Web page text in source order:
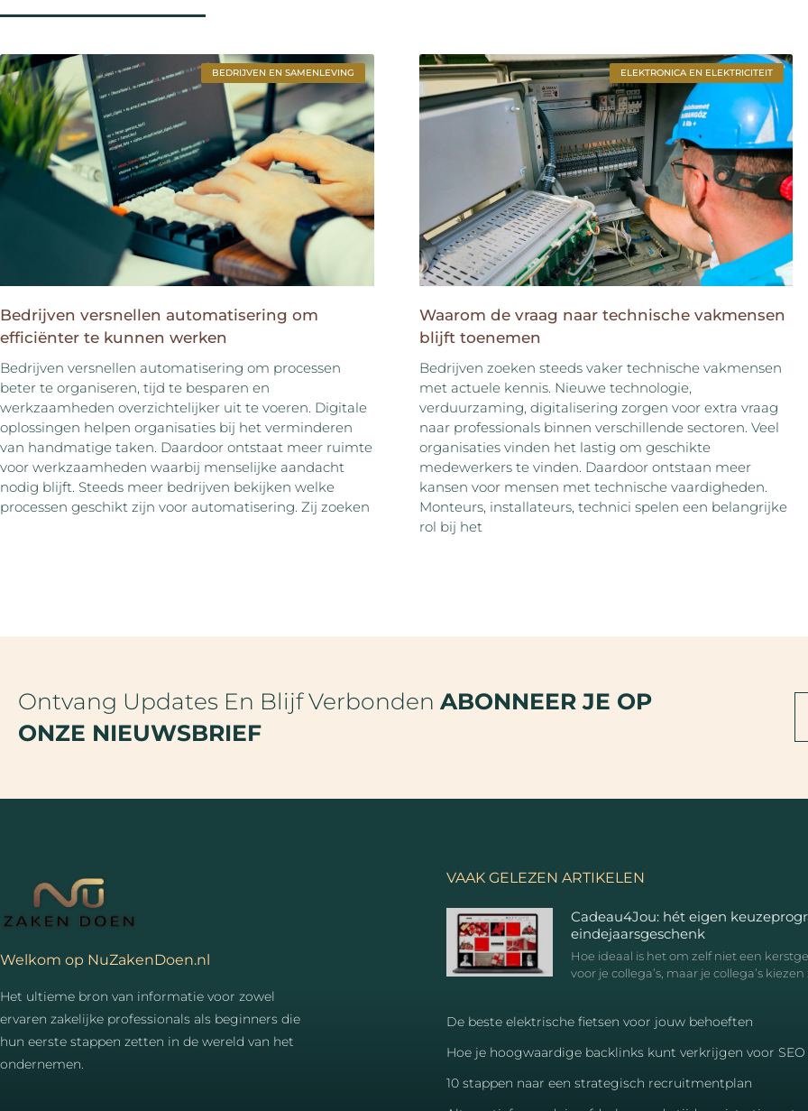
BEDRIJVEN EN SAMENLEVING
Bedrijven versnellen automatisering om
efficiënter te kunnen werken
Bedrijven versnellen automatisering om processen
beter te organiseren, tijd te besparen en
werkzaamheden overzichtelijker uit te voeren. Digitale
oplossingen helpen organisaties bij het verminderen
van handmatige taken. Daardoor ontstaat meer ruimte
voor werkzaamheden waarbij menselijke aandacht
nodig blijft. Steeds meer bedrijven bekijken welke
processen geschikt zijn voor automatisering. Zij zoeken
ELEKTRONICA EN ELEKTRICITEIT
Waarom de vraag naar technische vakmensen
blijft toenemen
Bedrijven zoeken steeds vaker technische vakmensen
met actuele kennis. Nieuwe technologie,
verduurzaming, digitalisering zorgen voor extra vraag
naar professionals binnen verschillende sectoren. Veel
organisaties vinden het lastig om geschikte
medewerkers te vinden. Daardoor ontstaan meer
kansen voor mensen met technische vaardigheden.
Monteurs, installateurs, technici spelen een belangrijke
rol bij het
Ontvang Updates En Blijf Verbonden ABONNEER JE OP
ONZE NIEUWSBRIEF
Welkom op NuZakenDoen.nl
Het ultieme bron van informatie voor zowel
ervaren zakelijke professionals als beginners die
hun eerste stappen zetten in de wereld van het
ondernemen.
VAAK GELEZEN ARTIKELEN
Cadeau4Jou: hét eigen
eindejaarsgeschenk
Hoe ideaal is het om zelf niet een
voor je collega’s, maar je collega’s kiezen
De beste elektrische fietsen voor jouw behoeften
Hoe je hoogwaardige backlinks kunt verkrijgen voor SEO
10 stappen naar een strategisch recruitmentplan